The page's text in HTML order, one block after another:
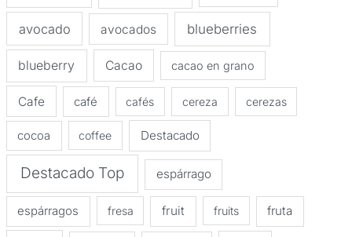
avocado avocados blueberries
blueberry Cacao cacao en grano
Cafe café cafés cereza cerezas
cocoa coffee Destacado
Destacado Top espárrago
espárragos fresa fruit fruits fruta